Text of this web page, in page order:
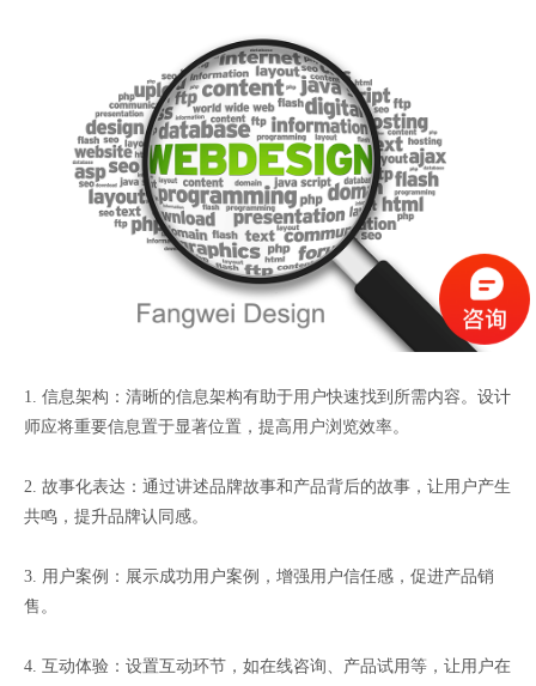
1. 信息架构：清晰的信息架构有助于用户快速找到所需内容。设计
师应将重要信息置于显著位置，提高用户浏览效率。
2. 故事化表达：通过讲述品牌故事和产品背后的故事，让用户产生
共鸣，提升品牌认同感。
3. 用户案例：展示成功用户案例，增强用户信任感，促进产品销
售。
4. 互动体验：设置互动环节，如在线咨询、产品试用等，让用户在